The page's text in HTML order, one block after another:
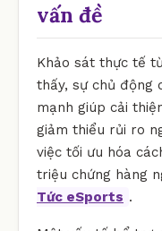
vấn đề
Khảo sát thực tế
thấy, sự chủ động
mạnh giúp cải
giảm thiểu rủi ro
việc tối ưu hóa
triệu chứng hàng
Tức eSports .